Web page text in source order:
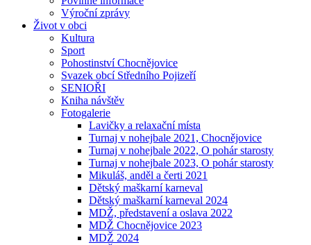
Výroční zprávy
Život v obci
Kultura
Sport
Pohostinství Chocnějovice
Svazek obcí Středního Pojizeří
SENIOŘI
Kniha návštěv
Fotogalerie
Lavičky a relaxační místa
Turnaj v nohejbale 2021, Chocnějovice
Turnaj v nohejbale 2022, O pohár starosty
Turnaj v nohejbale 2023, O pohár starosty
Mikuláš, anděl a čerti 2021
Dětský maškarní karneval
Dětský maškarní karneval 2024
MDŽ, představení a oslava 2022
MDŽ Chocnějovice 2023
MDŽ 2024